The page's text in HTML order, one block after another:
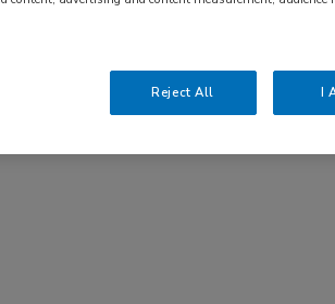
collega’s te ontmoeten en de
onze praktijk van morgen?
u bijpraten over de
weer een boeiende en
Reject All I